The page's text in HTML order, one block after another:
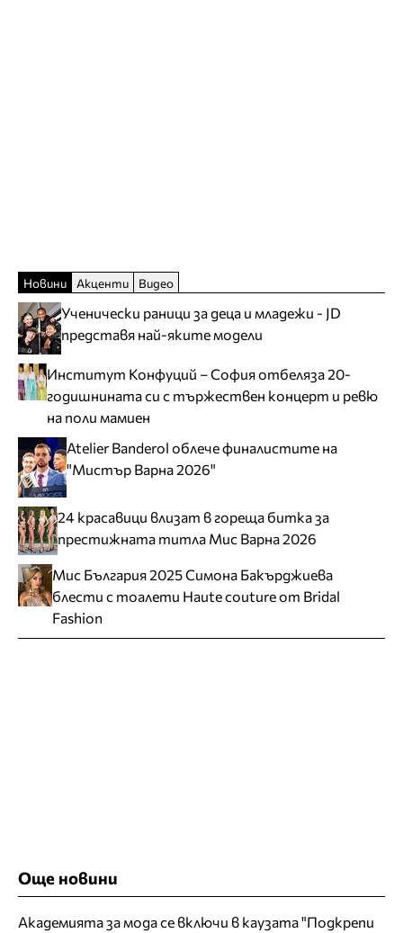
Новини Акценти Видео
Ученически раници за деца и младежи - JD
представя най-яките модели
Институт Конфуций – София отбеляза 20-
годишнината си с тържествен концерт и ревю
на поли мамиен
Atelier Banderol облече финалистите на
"Мистър Варна 2026"
24 красавици влизат в гореща битка за
престижната титла Мис Варна 2026
Мис България 2025 Симона Бакърджиева
блести с тоалети Haute couture от Bridal
Fashion
Още новини
Академията за мода се включи в каузата "Подкрепи